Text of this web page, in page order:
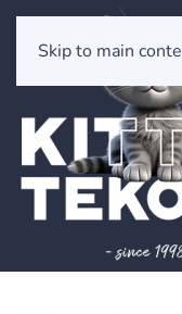
Skip to main